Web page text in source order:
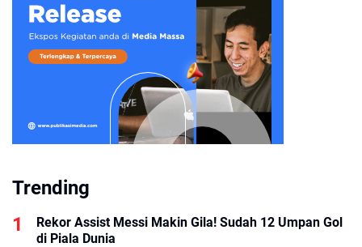
Trending
Rekor Assist Messi Makin Gila! Sudah 12 Umpan Gol
di Piala Dunia